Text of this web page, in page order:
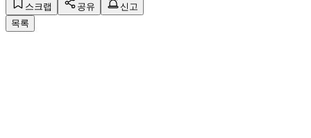
스크랩 공유
신고
목록